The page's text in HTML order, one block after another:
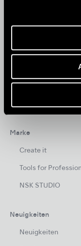
Endodontie
Marke
Create it
Tools for
NSK STUDIO
Neuigkeiten
Neuigkeiten